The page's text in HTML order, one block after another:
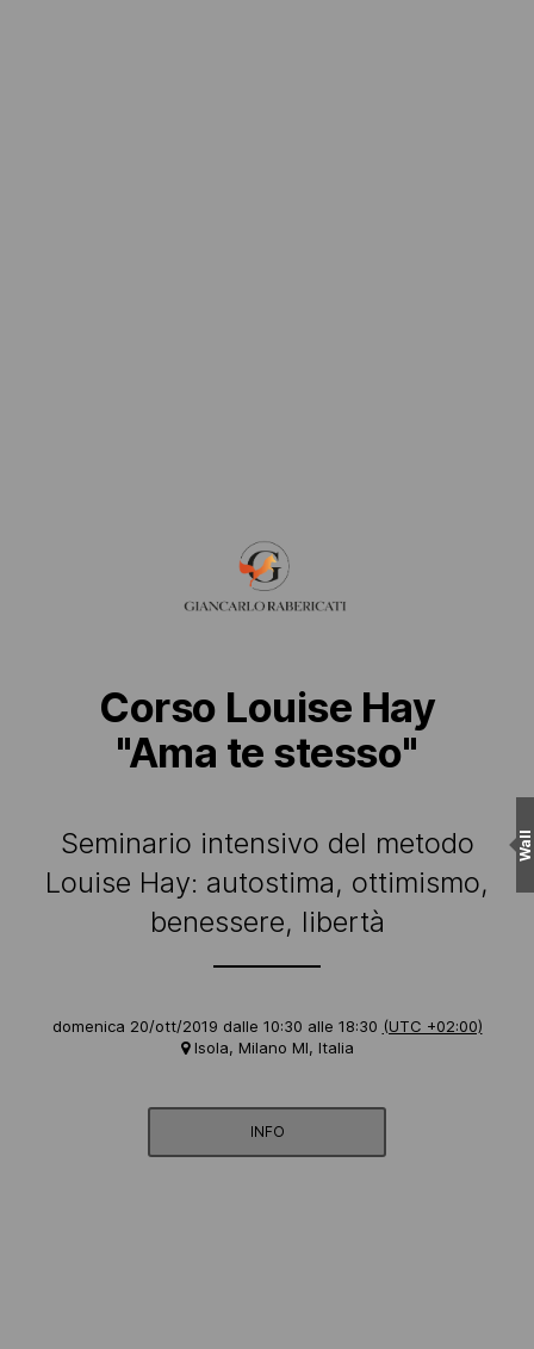
Corso Louise Hay
"Ama te stesso"
Seminario intensivo del metodo
Louise Hay: autostima, ottimismo,
benessere, libertà
domenica 20/ott/2019 dalle 10:30 alle 18:30 (UTC +02:00)
Isola, Milano MI, Italia
INFO
Wall